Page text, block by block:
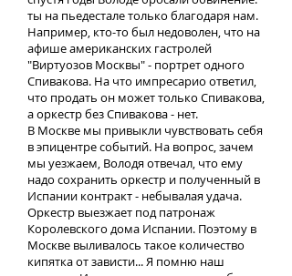
ты на пьедестале только благодаря нам.
Например, кто-то был недоволен, что на
афише американских гастролей
"Виртуозов Москвы" - портрет одного
Спивакова. На что импресарио ответил,
что продать он может только Спивакова,
а оркестр без Спивакова - нет.
В Москве мы привыкли чувствовать себя
в эпицентре событий. На вопрос, зачем
мы уезжаем, Володя отвечал, что ему
надо сохранить оркестр и полученный в
Испании контракт - небывалая удача.
Оркестр выезжает под патронаж
Королевского дома Испании. Поэтому в
Москве выливалось такое количество
кипятка от зависти... Я помню наш